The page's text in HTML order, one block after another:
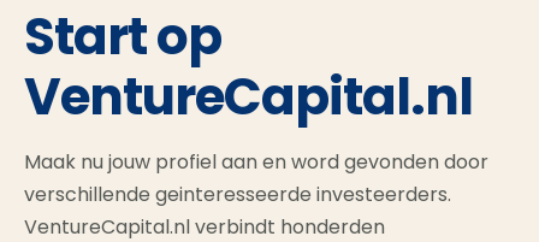
Start op
VentureCapital.nl
Maak nu jouw profiel aan en word gevonden door
verschillende geinteresseerde investeerders.
VentureCapital.nl verbindt honderden